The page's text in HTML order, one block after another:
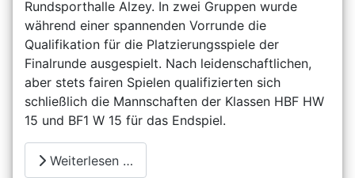
Rundsporthalle Alzey. In zwei Gruppen wurde
während einer spannenden Vorrunde die
Qualifikation für die Platzierungsspiele der
Finalrunde ausgespielt. Nach leidenschaftlichen,
aber stets fairen Spielen qualifizierten sich
schließlich die Mannschaften der Klassen HBF HW
15 und BF1 W 15 für das Endspiel.
Weiterlesen …